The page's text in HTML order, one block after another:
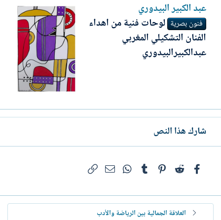
عبد الكبير البيدوري
فنون بصرية لوحات فنية من اهداء
الفنان التشكيلي المغربي
عبدالكبيرالبيدوري
شارك هذا النص
فيسبوكReddit
Pinterest
Tumblr
WhatsAppالبريد الإلكتروني
العلاقة الجمالية بين الرياضة والأدب